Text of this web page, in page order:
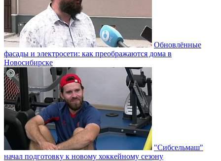
Обновлённые
фасады и электросети: как преображаются дома в
Новосибирске
"Сибсельмаш"
начал подготовку к новому хоккейному сезону